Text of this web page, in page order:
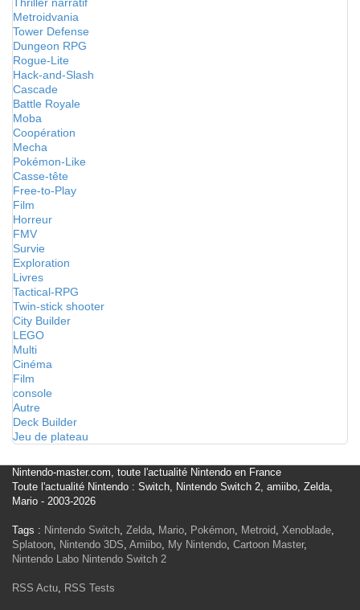
Metroidvania
Tower Defense
Dungeon RPG
Rogue-Lite
Hack-and-Slash
Cascade
Battle Royale
Moba
Coopération
Mecha
Pokémon-Like
Casse-tête
Free-to-Play
Film
Horreur
FMV
Survie
Exploration
Livres
Tactical-RPG
Twin-stick shooter
City Builder
LEGO
Multi
Cinéma
Film
console
Autre
Deck Builder
Jeu de plateau
Nintendo-master.com, toute l'actualité Nintendo en France
Toute l'actualité Nintendo : Switch, Nintendo Switch 2, amiibo, Zelda,
Mario - 2003-2026
Tags : Nintendo Switch, Zelda, Mario, Pokémon, Metroid, Xenoblade,
Splatoon, Nintendo 3DS, Amiibo, My Nintendo, Cartoon Master,
Nintendo Labo Nintendo Switch 2
RSS Actu, RSS Tests